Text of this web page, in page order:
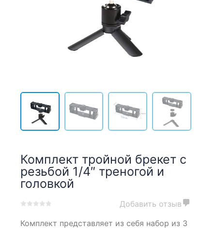
Комплект тройной брекет с
резьбой 1/4″ треногой и
головкой
out
Добавить отзыв
Комплект представляет из себя набор из 3